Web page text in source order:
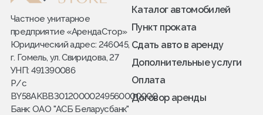
Частное унитарное
предприятие «АрендаСтор»
Юридический адрес: 246045,
г. Гомель, ул. Свиридова, 27
УНП: 491390086
Р/с
BY58AKBB30120000249560000000
Банк: ОАО "АСБ Беларусбанк"
Каталог автомобилей
Пункт проката
Сдать авто в аренду
Дополнительные услуги
Оплата
Договор аренды